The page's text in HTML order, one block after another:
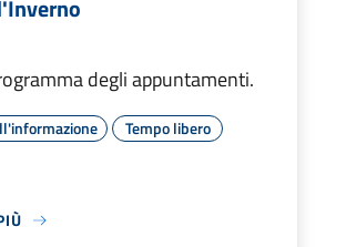
degli appuntamenti.
Tempo libero